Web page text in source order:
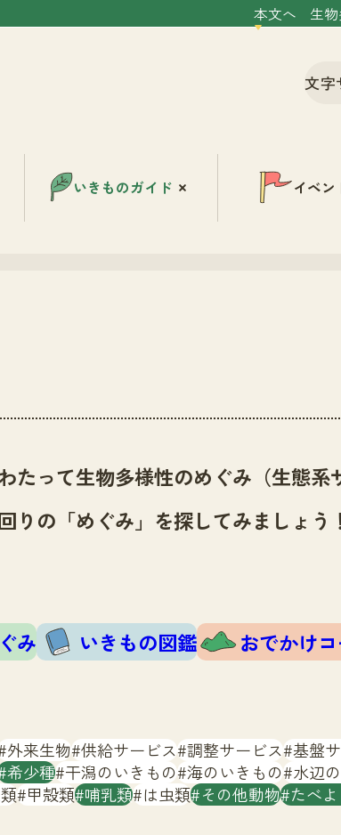
本文へ 生
文字
いきものガイド イベン
って生物多様性のめぐみ（生態系
りの「めぐみ」を探してみましょう
み いきもの図鑑 おでかけ
外来生物 供給サービス 調整サービス 基盤
希少種 干潟のいきもの 海のいきもの 水辺
甲殻類 哺乳類 は虫類 その他動物 たべ